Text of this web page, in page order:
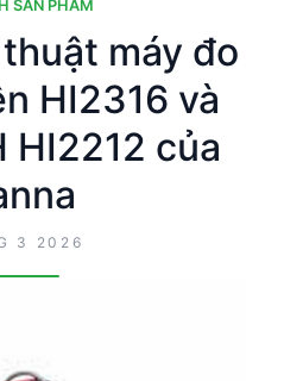
SẢN PHẨM
máy đo
HI2316 và
HI2212 của
3 2026